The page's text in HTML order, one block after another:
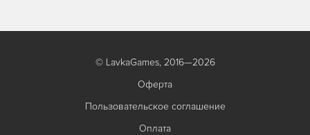
© LavkaGames, 2016—2026
Оферта
Пользовательское соглашение
Оплата